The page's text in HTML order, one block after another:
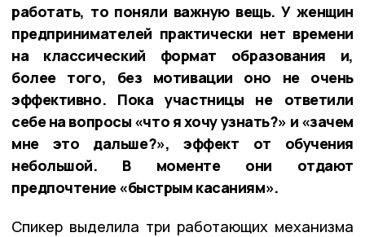
работать, то поняли важную вещь. У женщин
предпринимателей практически нет времени
на классический формат образования и,
более того, без мотивации оно не очень
эффективно. Пока участницы не ответили
себе на вопросы «что я хочу узнать?» и «зачем
мне это дальше?», эффект от обучения
небольшой. В моменте они отдают
предпочтение «быстрым касаниям».
Спикер выделила три работающих механизма